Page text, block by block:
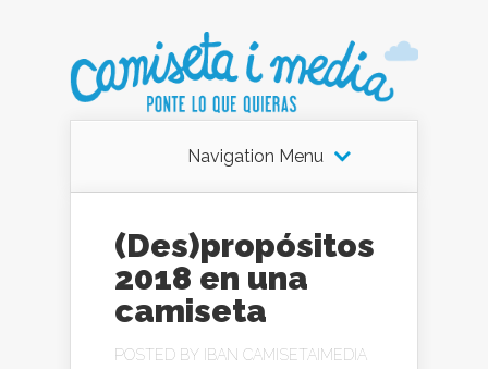
Navigation Menu
(Des)propósitos
2018 en una
camiseta
POSTED BY IBAN CAMISETAIMEDIA